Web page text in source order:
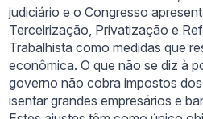
judiciário e o Congresso
Terceirização, Privatização e
Trabalhista como medidas que
econômica. O que não se diz à
governo não cobra impostos
isentar grandes empresários e